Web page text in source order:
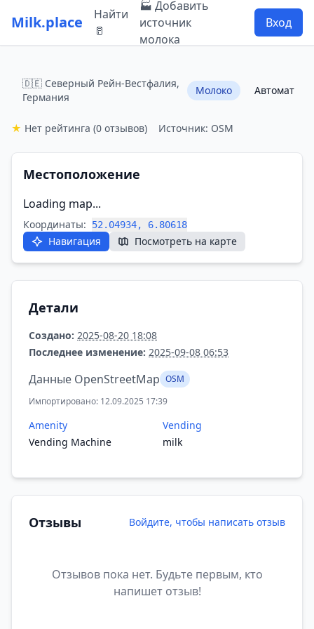
Milk.place
Найти
🥛
🏭 Добавить
источник
молока
Вход
🇩🇪 Северный Рейн-Вестфалия,
Германия
Молоко Автомат
★ Нет рейтинга (0 отзывов) Источник: OSM
Местоположение
Loading map...
Координаты: 52.04934, 6.80618
Навигация Посмотреть на карте
Детали
Создано: 2025-08-20 18:08
Последнее изменение: 2025-09-08 06:53
Данные OpenStreetMap OSM
Импортировано: 12.09.2025 17:39
Amenity
Vending Machine
Vending
milk
Отзывы Войдите, чтобы написать отзыв
Отзывов пока нет. Будьте первым, кто
напишет отзыв!